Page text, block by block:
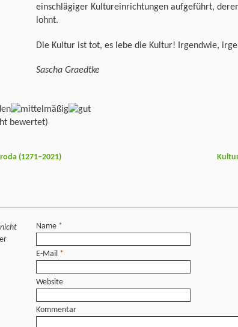
einschlägiger Kultureinrichtungen aufgeführt,
lohnt.
Die Kultur ist tot, es lebe die Kultur! Irgendwie,
Sascha Graedtke
bewertet)
(1271–2021)
nicht
Name *
E-Mail *
Website
Kommentar